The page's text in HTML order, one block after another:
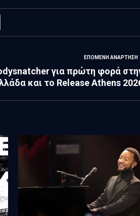
ΕΠΌΜΕΝΗ ΑΝΆΡΤΗΣΗ
για πρώτη φορά
και το Release Athens